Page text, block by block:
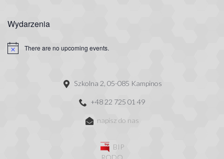
Wydarzenia
There are no upcoming events.
Szkolna 2, 05-085 Kampinos
+48 22 725 01 49
napisz do nas
BIP
RODO